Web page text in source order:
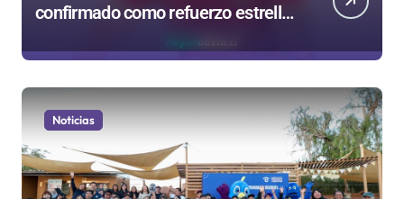
confirmado como refuerzo estrella
Noticias